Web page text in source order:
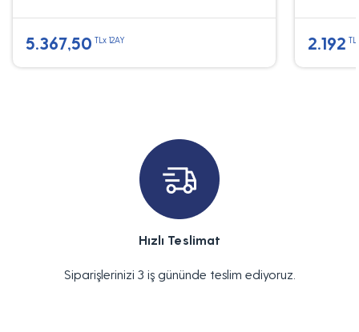
5.367,50 TLx 12AY 2.192
Hızlı Teslimat
Siparişlerinizi 3 iş gününde teslim ediyoruz.